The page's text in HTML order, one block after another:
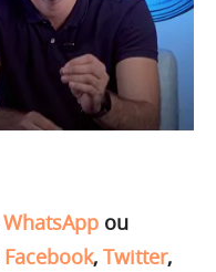
WhatsApp ou
Facebook, Twitter,